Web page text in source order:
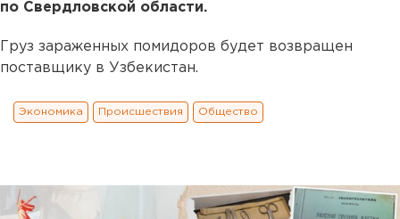
по Свердловской области.
Груз зараженных помидоров будет возвращен
поставщику в Узбекистан.
Экономика Происшествия Общество